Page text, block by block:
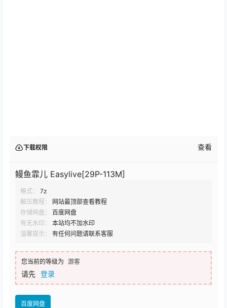
下载权限 查看
鳗鱼霏儿 Easylive[29P-113M]
格式：
7z
解压教程：
网站最顶部查看教程
存储网盘：
百度网盘
有无水印：
本站均不加水印
温馨提示：
有任何问题请联系客服
您当前的等级为 游客
请先 登录
百度网盘